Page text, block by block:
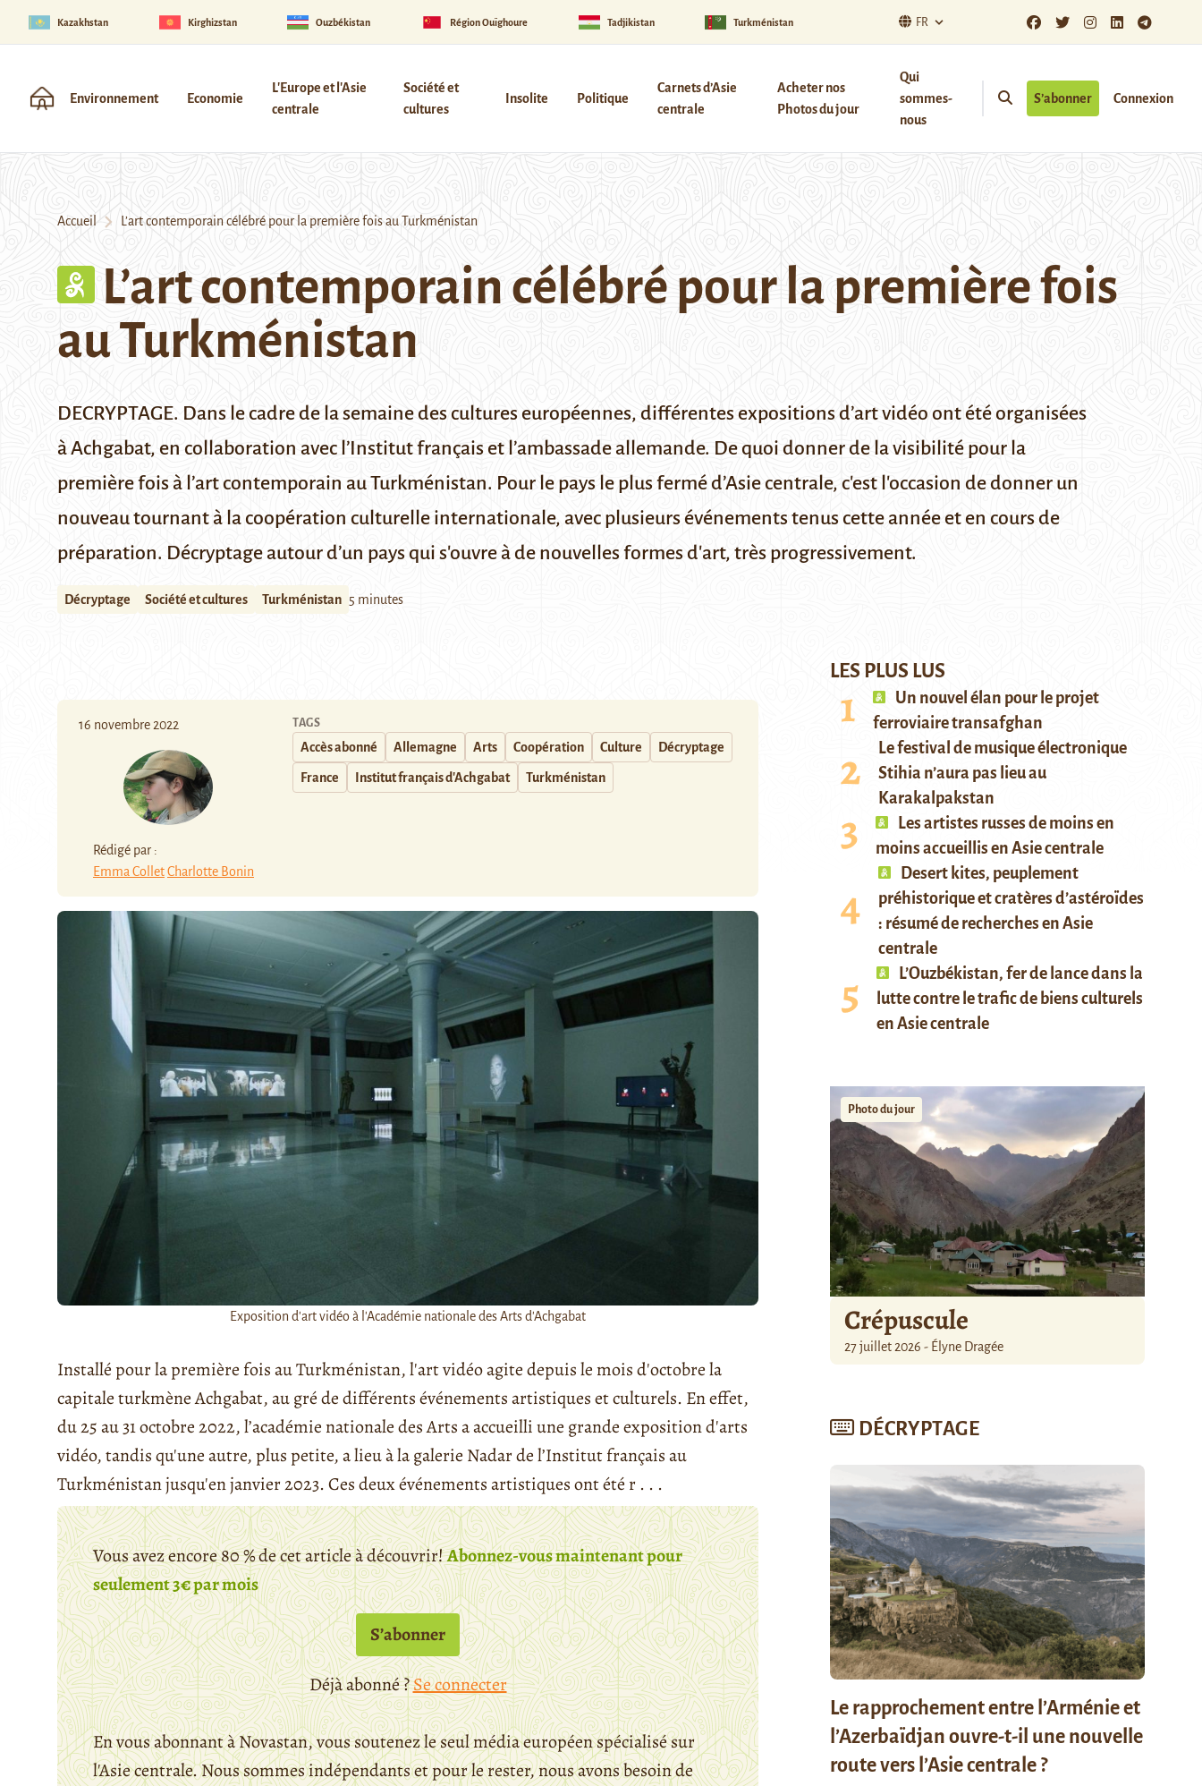
Kazakhstan Kirghizstan Ouzbékistan Région Ouïghoure Tadjikistan Turkménistan FR
Environnement Economie
L'Europe et l'Asie
centrale
Société et
cultures
Insolite Politique
Carnets d’Asie
centrale
Acheter nos
Photos du jour
Qui
sommes-
nous
S’abonner Connexion
Accueil L’art contemporain célébré pour la première fois au Turkménistan
L’art contemporain célébré pour la première fois
au Turkménistan
DECRYPTAGE. Dans le cadre de la semaine des cultures européennes, différentes expositions d’art vidéo ont été organisées
à Achgabat, en collaboration avec l’Institut français et l’ambassade allemande. De quoi donner de la visibilité pour la
première fois à l’art contemporain au Turkménistan. Pour le pays le plus fermé d’Asie centrale, c'est l'occasion de donner un
nouveau tournant à la coopération culturelle internationale, avec plusieurs événements tenus cette année et en cours de
préparation. Décryptage autour d’un pays qui s'ouvre à de nouvelles formes d'art, très progressivement.
Décryptage Société et cultures Turkménistan 5 minutes
16 novembre 2022
Rédigé par :
Emma ColletCharlotte Bonin
TAGS
Accès abonné Allemagne Arts Coopération Culture Décryptage
France Institut français d'Achgabat Turkménistan
Exposition d'art vidéo à l'Académie nationale des Arts d'Achgabat
Installé pour la première fois au Turkménistan, l'art vidéo agite depuis le mois d'octobre la
capitale turkmène Achgabat, au gré de différents événements artistiques et culturels. En effet,
du 25 au 31 octobre 2022, l’académie nationale des Arts a accueilli une grande exposition d'arts
vidéo, tandis qu'une autre, plus petite, a lieu à la galerie Nadar de l’Institut français au
Turkménistan jusqu'en janvier 2023. Ces deux événements artistiques ont été r . . .
Vous avez encore 80 % de cet article à découvrir!Abonnez-vous maintenant pour
seulement 3€ par mois
S’abonner
Déjà abonné ?Se connecter
En vous abonnant à Novastan, vous soutenez le seul média européen spécialisé sur
l'Asie centrale. Nous sommes indépendants et pour le rester, nous avons besoin de
LES PLUS LUS
Un nouvel élan pour le projet
ferroviaire transafghan
Le festival de musique électronique
Stihia n’aura pas lieu au
Karakalpakstan
Les artistes russes de moins en
moins accueillis en Asie centrale
Desert kites, peuplement
préhistorique et cratères d’astéroïdes
: résumé de recherches en Asie
centrale
L’Ouzbékistan, fer de lance dans la
lutte contre le trafic de biens culturels
en Asie centrale
Photo du jour
Crépuscule
27 juillet 2026 - Élyne Dragée
DÉCRYPTAGE
Le rapprochement entre l’Arménie et
l’Azerbaïdjan ouvre-t-il une nouvelle
route vers l’Asie centrale ?